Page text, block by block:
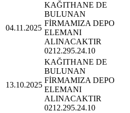
04.11.2025
KAĞITHANE DE
BULUNAN
FİRMAMIZA DEPO
ELEMANI
ALINACAKTIR
0212.295.24.10
13.10.2025
KAĞITHANE DE
BULUNAN
FİRMAMIZA DEPO
ELEMANI
ALINACAKTIR
0212.295.24.10